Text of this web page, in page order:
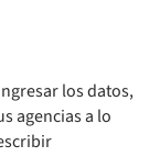
los datos,
agencias a lo